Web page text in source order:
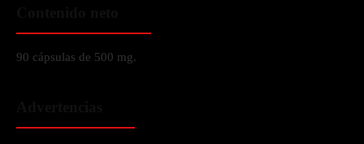
90 cápsulas de 500 mg.